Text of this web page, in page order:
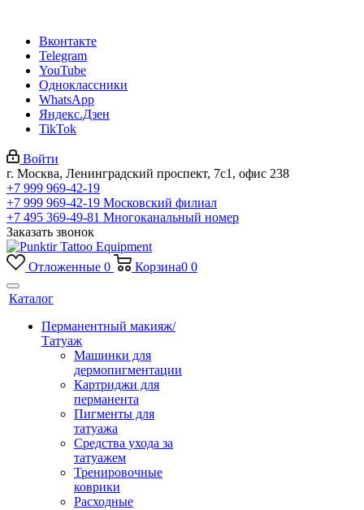
Вконтакте
Telegram
YouTube
Одноклассники
WhatsApp
Яндекс.Дзен
TikTok
Войти
г. Москва, Ленинградский проспект, 7с1, офис 238
+7 999 969-42-19
+7 999 969-42-19 Московский филиал
+7 495 369-49-81 Многоканальный номер
Заказать звонок
Отложенные 0 Корзина0 0
Каталог
Перманентный макияж/
Татуаж
Машинки для
дермопигментации
Картриджи для
перманента
Пигменты для
татуажа
Средства ухода за
татуажем
Тренировочные
коврики
Расходные